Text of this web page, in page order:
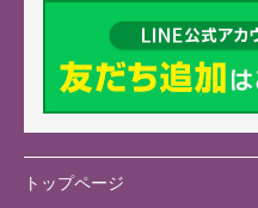
トップページ